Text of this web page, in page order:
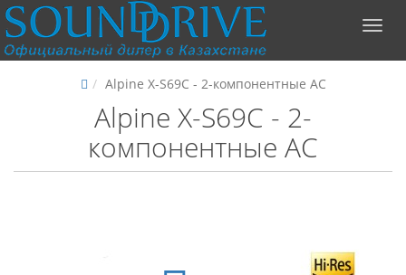
Alpine X-S69C - 2-компонентные АС
Alpine X-S69C - 2-
компонентные АС